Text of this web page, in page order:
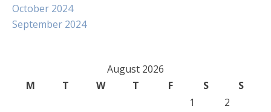
October 2024
September 2024
August 2026
M
T W T F S
S
1
2